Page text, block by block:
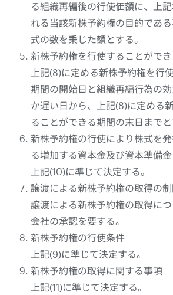
る組織再編後の行使価額に、上
れる当該新株予約権の目的であ
式の数を乗じた額とする。
新株予約権を行使することがで
上記(8)に定める新株予約権を行
期間の開始日と組織再編行為の
か遅い日から、上記(8)に定める
ることができる期間の末日までと
新株予約権の行使により株式を
る増加する資本金及び資本準備
上記(10)に準じて決定する。
譲渡による新株予約権の取得の
譲渡による新株予約権の取得に
会社の承認を要する。
新株予約権の行使条件
上記(9)に準じて決定する。
新株予約権の取得に関する事項
上記(11)に準じて決定する。